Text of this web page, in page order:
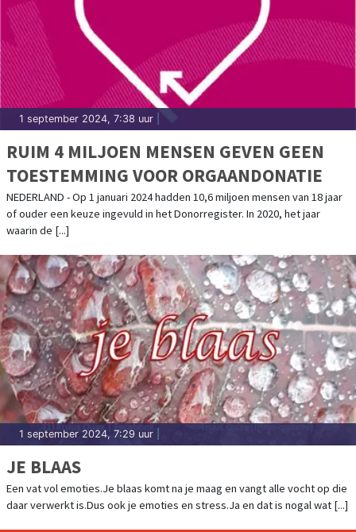
1 september 2024, 7:38 uur
RUIM 4 MILJOEN MENSEN GEVEN GEEN
TOESTEMMING VOOR ORGAANDONATIE
NEDERLAND - Op 1 januari 2024 hadden 10,6 miljoen mensen van 18 jaar
of ouder een keuze ingevuld in het Donorregister. In 2020, het jaar
waarin de [...]
1 september 2024, 7:29 uur
JE BLAAS
Een vat vol emoties.Je blaas komt na je maag en vangt alle vocht op die
daar verwerkt is.Dus ook je emoties en stress.Ja en dat is nogal wat [...]